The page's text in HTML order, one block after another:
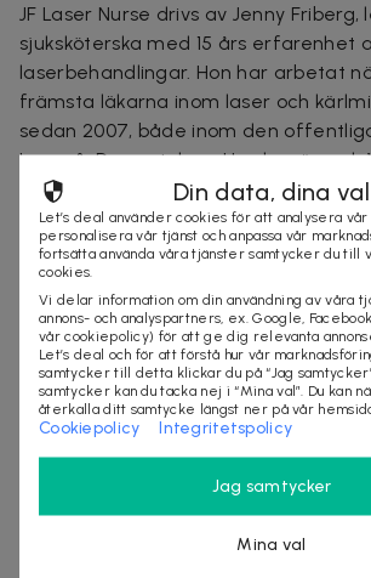
JF Laser Nurse drivs av Jenny Friberg,
sjuksköterska med 15 års erfarenhet
laserbehandlingar. Hon har arbetat
främsta läkarna inom laser och
sedan 2007, både inom den
Laser & Dermatology. Hon har även
IPL i Sverige och utomlands och är
injektionssjuksköterska.
De tar emot kunder i samma lokaler
på Neptunigatan 68 i Malmö, cirka 15
från Malmö Centralstation och 200
busshållplatsen Skeppsgatan.
är P-huset Godsmagasinet vid
behandling skönhet
Din data, dina val
Let’s deal använder cookies för att analysera vår
personalisera vår tjänst och anpassa vår
fortsätta använda våra tjänster samtycker du till
cookies.
Vi delar information om din användning av våra
annons- och analyspartners, ex. Google,
vår cookiepolicy) för att ge dig relevanta
Let’s deal och för att förstå hur vår
samtycker till detta klickar du på “Jag
samtycker kan du tacka nej i “Mina val”. Du kan
återkalla ditt samtycke längst ner på vår
Cookiepolicy Integritetspolicy
Jag samtycker
Mina val